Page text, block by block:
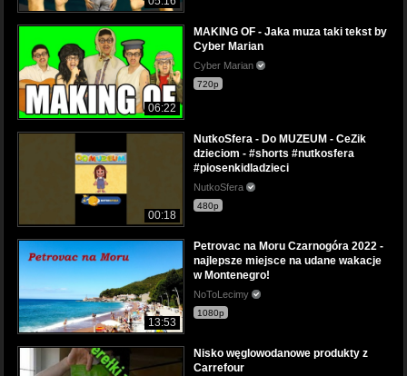
06:22
MAKING OF - Jaka muza taki tekst by
Cyber Marian
Cyber Marian
720p
00:18
NutkoSfera - Do MUZEUM - CeZik
dzieciom - #shorts #nutkosfera
#piosenkidladzieci
NutkoSfera
480p
13:53
Petrovac na Moru Czarnogóra 2022 -
najlepsze miejsce na udane wakacje
w Montenegro!
NoToLecimy
1080p
Nisko węglowodanowe produkty z
Carrefour